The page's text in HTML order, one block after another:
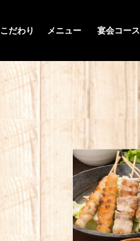
こだわり メニュー 宴会コース